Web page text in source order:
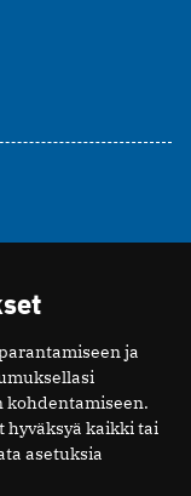
ja
kohdentamiseen.
hyväksyä kaikki tai
asetuksia